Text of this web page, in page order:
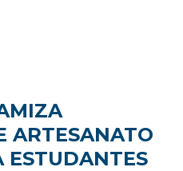
ARTESANATO
ESTUDANTES